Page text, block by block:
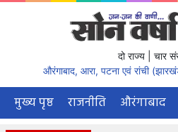
दो राज्य | चार
औरंगाबाद, आरा, पटना एवं रांची
मुख्य पृष्ठ राजनीति औरंगाबाद